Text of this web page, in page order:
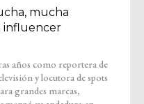
mucha
influencer